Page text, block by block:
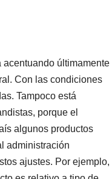
acentuando últimamente
Con las condiciones
Tampoco está
porque el
algunos productos
administración
ajustes. Por ejemplo,